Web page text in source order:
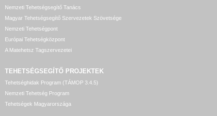
Nemzeti Tehetségsegítő Tanács
Magyar Tehetségsegítő Szervezetek Szövetsége
Nemzeti Tehetségpont
Európai Tehetségközpont
A Matehetsz Tagszervezetei
TEHETSÉGSEGÍTŐ PROJEKTEK
Tehetséghidak Program (TÁMOP 3.4.5)
Nemzeti Tehetség Program
Tehetségek Magyarországa